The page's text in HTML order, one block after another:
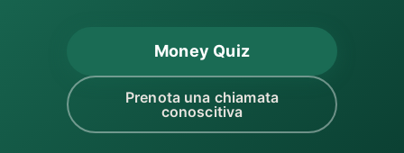
Money Quiz
Prenota una chiamata
conoscitiva